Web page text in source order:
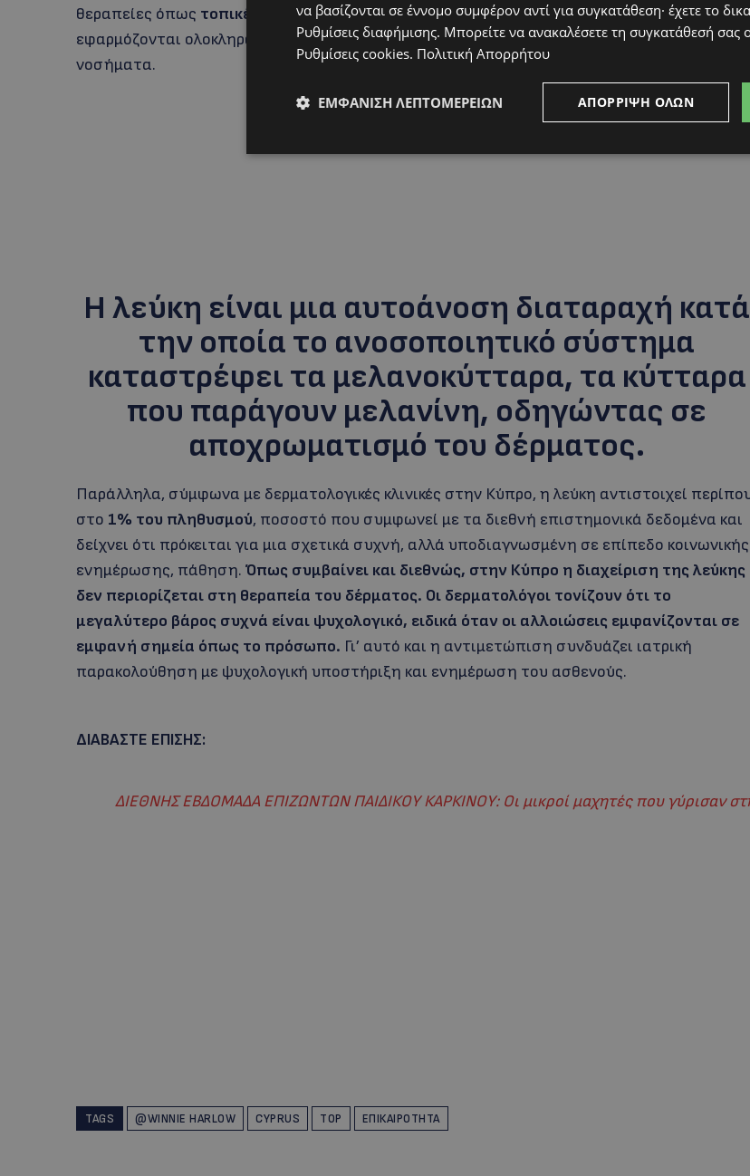
θεραπείες όπως τοπικές αγωγές και φωτοθεραπεία, ενώ σε πιο εξειδικευμένα κέντρα
εφαρμόζονται ολοκληρωμένα πρωτόκολλα παρακολούθησης για αυτοάνοσα δερματικά
νοσήματα.
Η λεύκη είναι μια αυτοάνοση διαταραχή κατά
την οποία το ανοσοποιητικό σύστημα
καταστρέφει τα μελανοκύτταρα, τα κύτταρα
που παράγουν μελανίνη, οδηγώντας σε
αποχρωματισμό του δέρματος.
Παράλληλα, σύμφωνα με δερματολογικές κλινικές στην Κύπρο, η λεύκη αντιστοιχεί
στο 1% του πληθυσμού, ποσοστό που συμφωνεί με τα διεθνή επιστημονικά δεδομένα και
δείχνει ότι πρόκειται για μια σχετικά συχνή, αλλά υποδιαγνωσμένη σε επίπεδο κοινωνικής
ενημέρωσης, πάθηση. Όπως συμβαίνει και διεθνώς, στην Κύπρο η διαχείριση της λεύκης
δεν περιορίζεται στη θεραπεία του δέρματος. Οι δερματολόγοι τονίζουν ότι το
μεγαλύτερο βάρος συχνά είναι ψυχολογικό, ειδικά όταν οι αλλοιώσεις εμφανίζονται σε
εμφανή σημεία όπως το πρόσωπο. Γι’ αυτό και η αντιμετώπιση συνδυάζει ιατρική
παρακολούθηση με ψυχολογική υποστήριξη και ενημέρωση του ασθενούς.
ΔΙΑΒΑΣΤΕ ΕΠΙΣΗΣ:
ΔΙΕΘΝΗΣ ΕΒΔΟΜΑΔΑ ΕΠΙΖΩΝΤΩΝ ΠΑΙΔΙΚΟΥ ΚΑΡΚΙΝΟΥ: Οι μικροί μαχητές που γύρισαν
TAGS @WINNIE HARLOW CYPRUS TOP ΕΠΙΚΑΙΡΌΤΗΤΑ
να βασίζονται σε έννομο συμφέρον αντί για συγκατάθεση· έχετε το
Ρυθμίσεις διαφήμισης. Μπορείτε να ανακαλέσετε τη συγκατάθεσή σας
Ρυθμίσεις cookies. Πολιτική Απορρήτου
ΑΠΌΡΡΙΨΗ ΌΛΩΝ
ΕΜΦΆΝΙΣΗ ΛΕΠΤΟΜΕΡΕΙΏΝ